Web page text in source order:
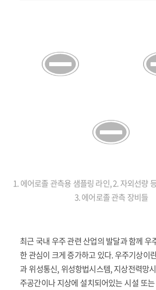
1. 에어로졸 관측용 샘플링 라인, 2. 자외선량
3. 에어로졸 관측 장비들
최근 국내 우주 관련 산업의 발달과 함께 우
한 관심이 크게 증가하고 있다. 우주기상이
과 위성통신, 위성항법시스템, 지상전력망
주공간이나 지상에 설치되어있는 시설 또